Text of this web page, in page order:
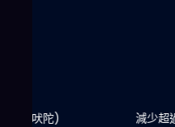
減少超過500